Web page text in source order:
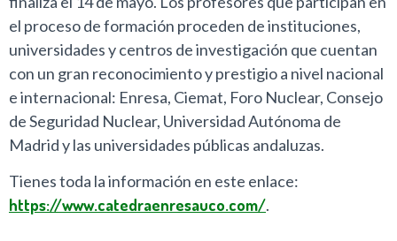
el proceso de formación proceden de instituciones,
universidades y centros de investigación que cuentan
con un gran reconocimiento y prestigio a nivel nacional
e internacional: Enresa, Ciemat, Foro Nuclear, Consejo
de Seguridad Nuclear, Universidad Autónoma de
Madrid y las universidades públicas andaluzas.
Tienes toda la información en este enlace:
https://www.catedraenresauco.com/.